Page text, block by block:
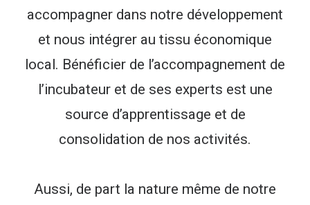
accompagner dans notre développement
et nous intégrer au tissu économique
local. Bénéficier de l’accompagnement de
l’incubateur et de ses experts est une
source d’apprentissage et de
consolidation de nos activités.
Aussi, de part la nature même de notre